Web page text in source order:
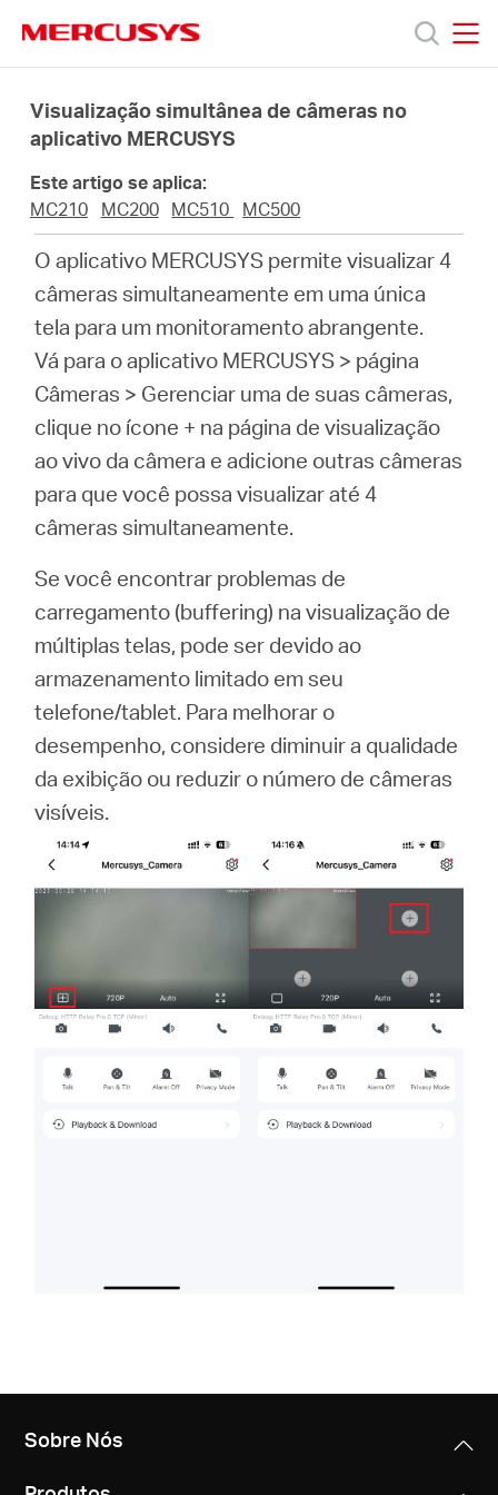
navigation
Produtos
Sobre
Brazil
Portuguese
Visualização simultânea de câmeras no
aplicativo MERCUSYS
Este artigo se aplica:
MC210
MC200 MC510 MC500
O aplicativo MERCUSYS permite visualizar 4
câmeras simultaneamente em uma única
tela para um monitoramento abrangente.
Vá para o aplicativo MERCUSYS > página
Câmeras > Gerenciar uma de suas câmeras,
clique no ícone + na página de visualização
ao vivo da câmera e adicione outras câmeras
para que você possa visualizar até 4
câmeras simultaneamente.
Se você encontrar problemas de
carregamento (buffering) na visualização de
múltiplas telas, pode ser devido ao
armazenamento limitado em seu
telefone/tablet. Para melhorar o
desempenho, considere diminuir a qualidade
da exibição ou reduzir o número de câmeras
visíveis.
Sobre Nós